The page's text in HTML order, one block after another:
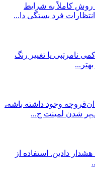
کاملاً به شرایط
انتظارات فرد بستگی دا...
نامرتبی یا تغییر رنگ
وجود داشته باشه،
شدن لمینت ج...
دادین. استفاده از